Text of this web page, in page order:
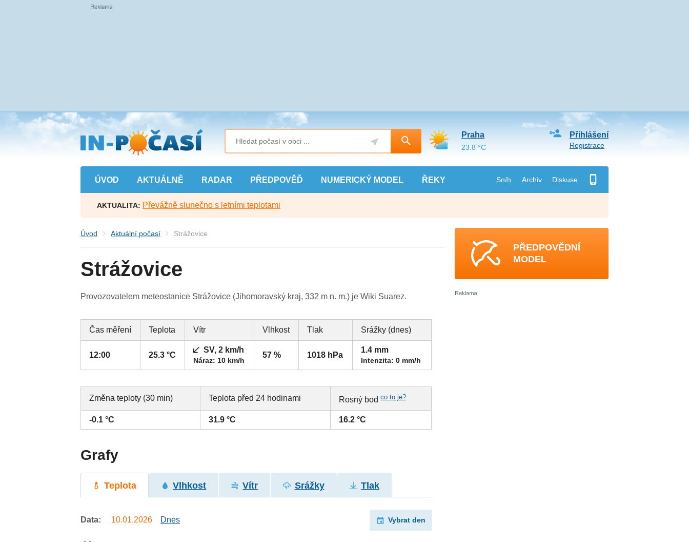
Přejít
na
hlavní
obsah
ÚVOD AKTUÁLNĚ RADAR PŘEDPOVĚĎ NUMERICKÝ MODEL ŘEKY Sníh Archiv Diskuse
Přihlášení
Registrace
Praha
23.8 °C
AKTUALITA: Převážně slunečno s letními teplotami
Úvod Aktuální počasí Strážovice
Strážovice
Provozovatelem meteostanice Strážovice (Jihomoravský kraj, 332 m n. m.) je Wiki Suarez.
Čas měření Teplota Vítr Vlhkost Tlak Srážky (dnes)
12:00 25.3 °C
SV, 2 km/h
Náraz: 10 km/h
57 % 1018 hPa
1.4 mm
Intenzita: 0 mm/h
Změna teploty (30 min) Teplota před 24 hodinami Rosný bodco to je?
-0.1 °C 31.9 °C 16.2 °C
Grafy
Teplota Vlhkost Vítr Srážky Tlak
Data: 10.01.2026 Dnes Vybrat den
PŘEDPOVĚDNÍ
MODEL